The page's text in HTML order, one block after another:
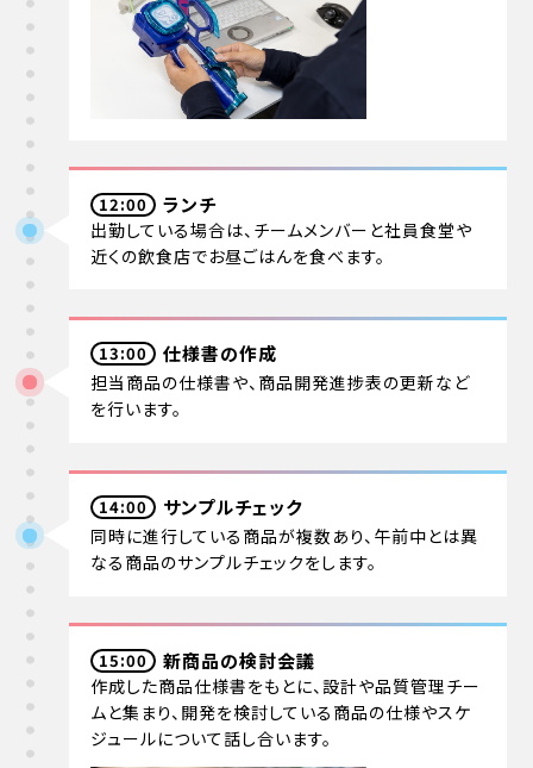
12:00 ランチ
出勤している場合は、チームメンバーと社員食堂や
近くの飲食店でお昼ごはんを食べます。
13:00 仕様書の作成
担当商品の仕様書や、商品開発進捗表の更新など
を行います。
14:00 サンプルチェック
同時に進行している商品が複数あり、午前中とは異
なる商品のサンプルチェックをします。
15:00 新商品の検討会議
作成した商品仕様書をもとに、設計や品質管理チー
ムと集まり、開発を検討している商品の仕様やスケ
ジュールについて話し合います。